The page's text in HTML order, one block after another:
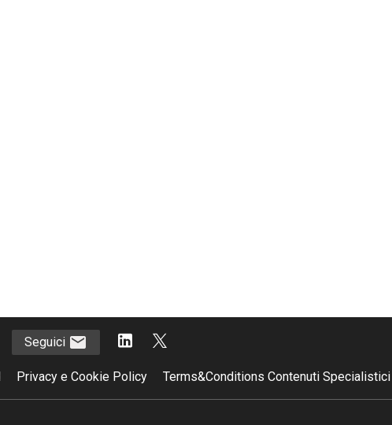
Seguici
Privacy e Cookie Policy Terms&Conditions Contenuti Specialistici